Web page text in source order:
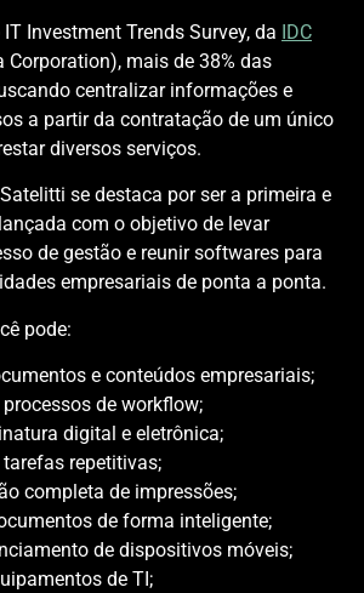
Investment Trends Survey, da IDC
Corporation), mais de 38% das
centralizar informações e
a partir da contratação de um único
diversos serviços.
se destaca por ser a primeira e
com o objetivo de levar
de gestão e reunir softwares para
empresariais de ponta a ponta.
pode:
e conteúdos empresariais;
de workflow;
digital e eletrônica;
repetitivas;
completa de impressões;
de forma inteligente;
de dispositivos móveis;
de TI;